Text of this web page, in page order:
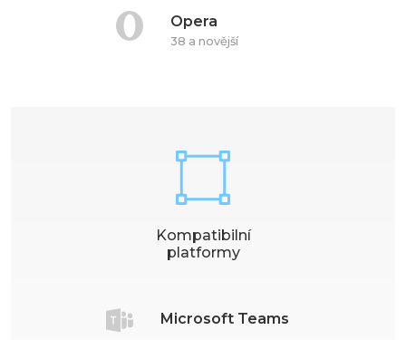
Opera
38 a novější
Kompatibilní
platformy
Microsoft Teams